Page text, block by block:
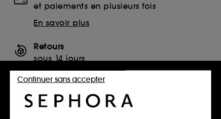
et paiements en plusieurs fois
En savoir plus
Retours
sous 14 jours
Retourner mon article
SERVICES, CONTACT ET CONDITIONS DES OFFRES
Continuer sans accepter